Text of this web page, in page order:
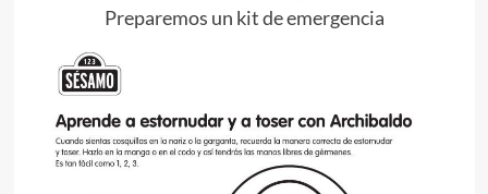
Preparemos un kit de emergencia